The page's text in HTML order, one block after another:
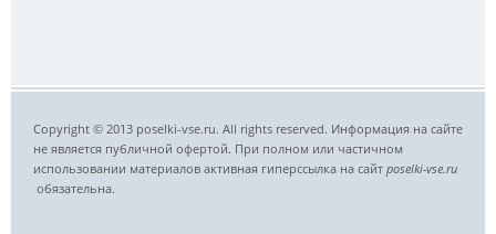
Copyright © 2013 poselki-vse.ru. All rights reserved. Информация на сайте
не является публичной офертой. При полном или частичном
использовании материалов активная гиперссылка на сайт poselki-vse.ru​
обязательна.